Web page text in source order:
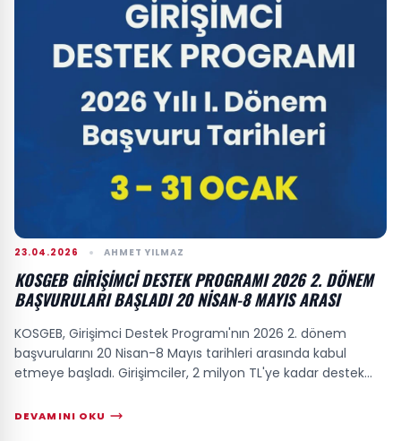
23.04.2026 AHMET YILMAZ
KOSGEB GIRIŞIMCI DESTEK PROGRAMI 2026 2. DÖNEM
BAŞVURULARI BAŞLADI 20 NISAN-8 MAYIS ARASI
KOSGEB, Girişimci Destek Programı'nın 2026 2. dönem
başvurularını 20 Nisan-8 Mayıs tarihleri arasında kabul
etmeye başladı. Girişimciler, 2 milyon TL'ye kadar destek
DEVAMINI OKU